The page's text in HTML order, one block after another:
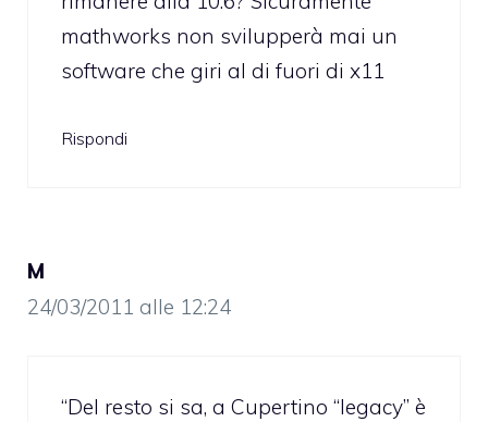
mathworks non svilupperà mai un
software che giri al di fuori di x11
Rispondi
M
24/03/2011 alle 12:24
“Del resto si sa, a Cupertino “legacy” è